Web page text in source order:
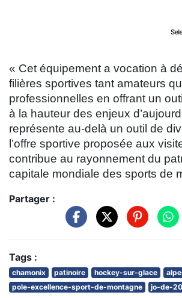
« Cet équipement a vocation à
filières sportives tant amateurs
professionnelles en offrant un
à la hauteur des enjeux
représente au-delà un outil de
l’offre sportive proposée aux
contribue au rayonnement du
capitale mondiale des sports de
Partager :
Tags :
chamonix patinoire hockey-sur-glace
pole-excellence-sport-de-montagne
jo-de-